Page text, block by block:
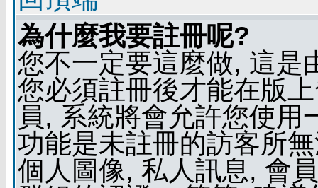
為什麼我要註冊呢?
您不一定要這麼做, 這是
您必須註冊後才能在版
員, 系統將會允許您使
功能是未註冊的訪客所
個人圖像, 私人訊息, 會